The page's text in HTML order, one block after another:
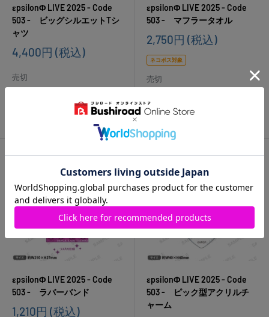
εpsilonΦ LIVE 2025 - Code
503 - ビッグシルエットTシ
ャツ
販
価
格
4,400円 (税込)
売切
在庫なし
εpsilonΦ LIVE 2025 - Code
503 - マフラータオル
販
価
格
2,750円 (税込)
ネコポス対象
売切
在庫なし
εpsilonΦ LIVE 2025 - Code
503 - ラバーバンド
販
1,210円 (税込)
εpsilonΦ LIVE 2025 - Code
503 - ピック型アクリルチ
ャーム